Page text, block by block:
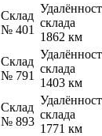
Склад
№ 401
склада
1862 км
Склад
№ 791
склада
1403 км
Склад
№ 893
склада
1771 км